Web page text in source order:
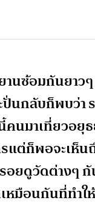
นซ้อมกันยาวๆ
ปั่นกลับก็พบว่า
นมาเที่ยวอยุ
แต่ก็พอจะเห็น
อยดูวัดต่างๆ
หมือนกันที่ทำให้